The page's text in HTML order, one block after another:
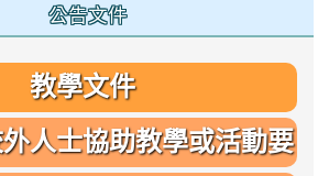
公告文件
教學文件
人士協助教學或活動要